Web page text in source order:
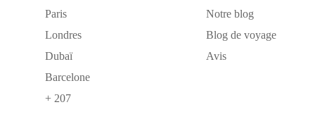
Paris
Londres
Dubaï
Barcelone
+ 207
Notre blog
Blog de voyage
Avis